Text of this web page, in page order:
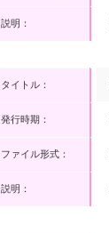
説明：
タイトル：
発行時期：
ファイル形式：
説明：